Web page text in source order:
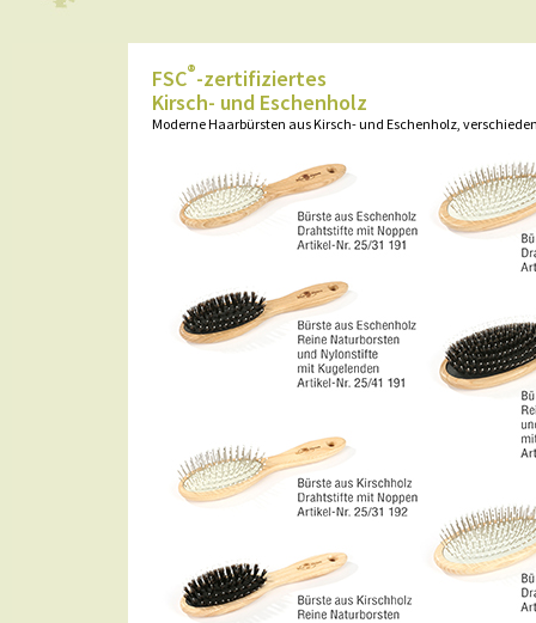
FSC®-zertifiziertes
Kirsch- und Eschenholz
Moderne Haarbürsten aus Kirsch- und Eschenholz,